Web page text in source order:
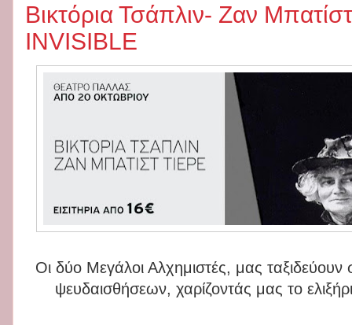
Βικτόρια Τσάπλιν- Ζαν
INVISIBLE
Οι δύο Μεγάλοι Αλχημιστές, μας
ψευδαισθήσεων, χαρίζοντάς μας το